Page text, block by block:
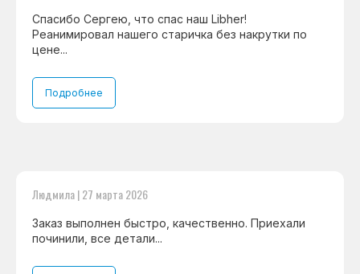
Спасибо Сергею, что спас наш Libher!
Реанимировал нашего старичка без накрутки по
цене...
Подробнее
Людмила | 27 марта 2026
Заказ выполнен быстро, качественно. Приехали
починили, все детали...